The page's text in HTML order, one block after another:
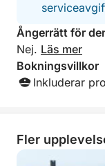
Ångerrätt för
Nej. Läs mer
Bokningsvillkor
Inkluderar
Fler